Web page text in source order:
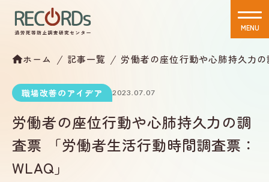
MENU
ホーム 記事一覧 労働者の座位行動や心肺持久力
職場改善のアイデア 2023.07.07
労働者の座位行動や心肺持久力の調
査票 「労働者生活行動時間調査票：
WLAQ」